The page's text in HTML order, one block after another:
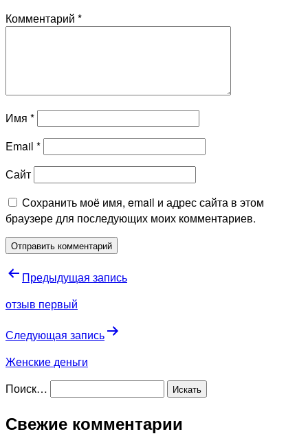
Комментарий *
Имя *
Email *
Сайт
Сохранить моё имя, email и адрес сайта в этом
браузере для последующих моих комментариев.
Навигация
по
Предыдущая запись
отзыв первый
Следующая запись
Женские деньги
Поиск…
Свежие комментарии